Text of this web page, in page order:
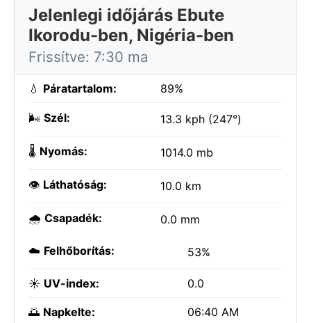
Jelenlegi időjárás Ebute
Ikorodu-ben, Nigéria-ben
Frissítve: 7:30 ma
💧 Páratartalom: 89%
🌬️ Szél: 13.3 kph (247°)
🌡️ Nyomás: 1014.0 mb
👁️ Láthatóság: 10.0 km
🌧️ Csapadék: 0.0 mm
☁️ Felhőborítás: 53%
☀️ UV-index: 0.0
🌅 Napkelte: 06:40 AM